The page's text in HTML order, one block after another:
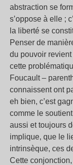
abstraction se
s’oppose à elle ;
la liberté se
Penser de
du pouvoir
cette
Foucault ‒
connaissent ont
eh bien, c’est
comme le
aussi et toujours
implique, que le
intrinsèque, ces
Cette